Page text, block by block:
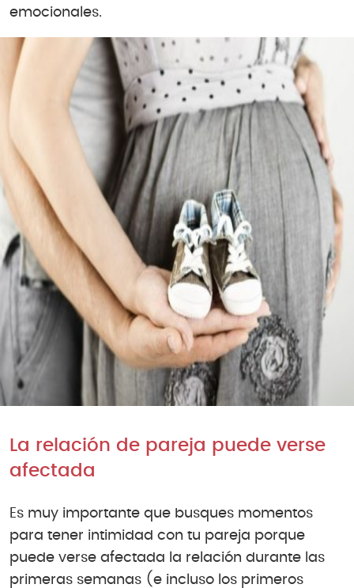
emocionales.
La relación de pareja puede verse
afectada
Es muy importante que busques momentos
para tener intimidad con tu pareja porque
puede verse afectada la relación durante las
primeras semanas (e incluso los primeros